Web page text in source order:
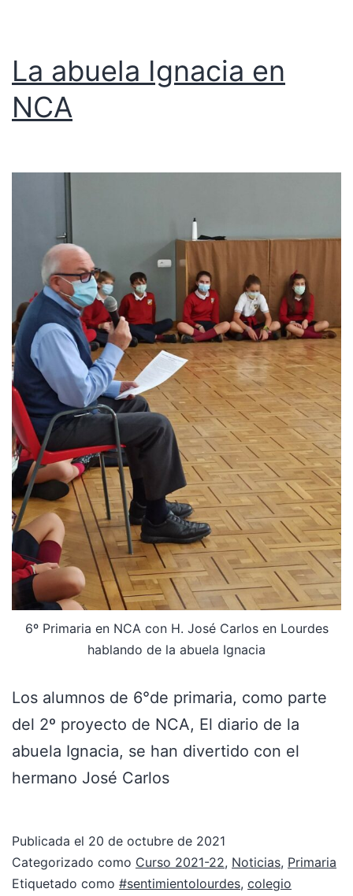
La abuela Ignacia en
NCA
6º Primaria en NCA con H. José Carlos en Lourdes
hablando de la abuela Ignacia
Los alumnos de 6°de primaria, como parte
del 2º proyecto de NCA, El diario de la
abuela Ignacia, se han divertido con el
hermano José Carlos
Publicada el 20 de octubre de 2021
Categorizado como Curso 2021-22, Noticias, Primaria
Etiquetado como #sentimientolourdes, colegio